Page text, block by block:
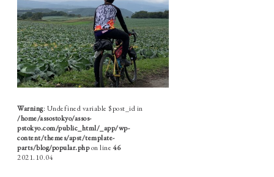
Warning: Undefined variable $post_id in
/home/assostokyo/assos-
pstokyo.com/public_html/_app/wp-
content/themes/apst/template-
parts/blog/popular.phpon line 46
2021.10.04